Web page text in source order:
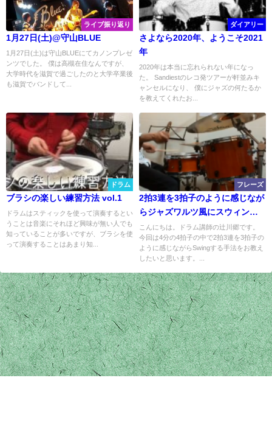
ライブ振り返り
1月27日(土)@守山BLUE
1月27日(土)は守山BLUEにてカノンプレゼ
ンツでした。 僕は高槻在住なんですが、
大学時代を滋賀で過ごしたのと大学卒業後
も滋賀でバンドして...
ダイアリー
さよなら2020年、ようこそ2021
年
2020年は本当に忘れられない年になっ
た。 Sandiestのレコ発ツアーが軒並みキ
ャンセルになり、 僕にジャズの何たるか
を教えてくれたお...
ドラム
ブラシの楽しい練習方法 vol.1
ドラムはスティックを使って演奏するとい
うことは音楽にそれほど興味が無い人でも
知っていることが多いですが、ブラシを使
って演奏することはあまり知...
フレーズ
2拍3連を3拍子のように感じなが
らジャズワルツ風にスウィング
する
こんにちは。ドラム講師の辻川郷です。
今回は4分の4拍子の中で2拍3連を3拍子の
ように感じながらSwingする手法をお教え
したいと思います。...